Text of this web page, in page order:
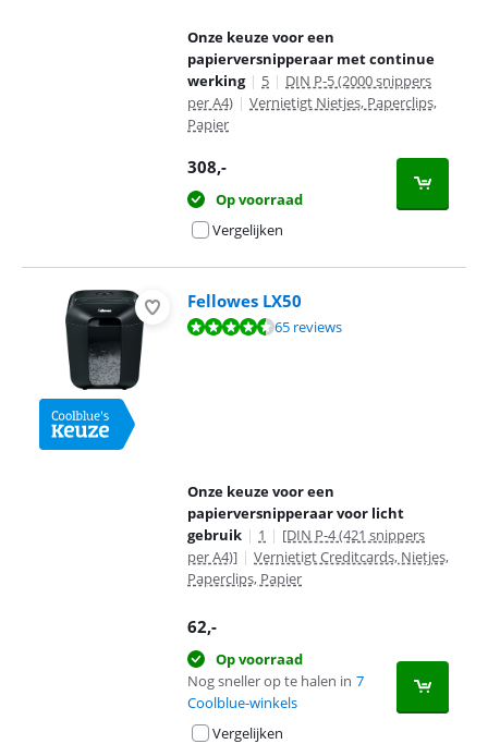
Onze keuze voor een
papierversnipperaar met continue
werking | 5 | DIN P-5 (2000 snippers
per A4) | Vernietigt Nietjes, Paperclips,
Papier
308,-
Op voorraad
Vergelijken
Fellowes LX50
Beoordeling is 8,8 van de 10, gebaseerd op 65 reviews.
65 reviews
Onze keuze voor een
papierversnipperaar voor licht
gebruik | 1 | [DIN P-4 (421 snippers
per A4)] | Vernietigt Creditcards, Nietjes,
Paperclips, Papier
62,-
Op voorraad
Nog sneller op te halen in 7
Coolblue-winkels
Vergelijken